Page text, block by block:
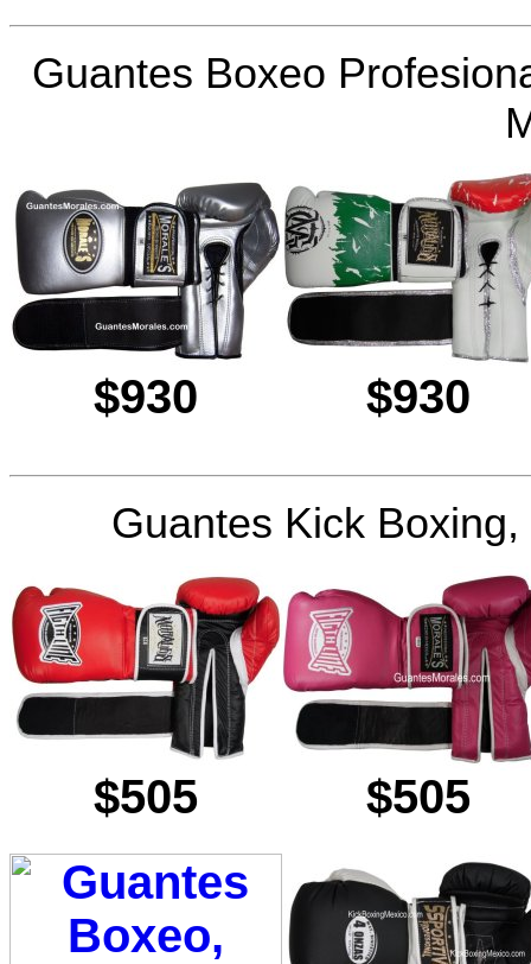
Guantes Boxeo
$930 $930
Guantes Kick
$505 $505